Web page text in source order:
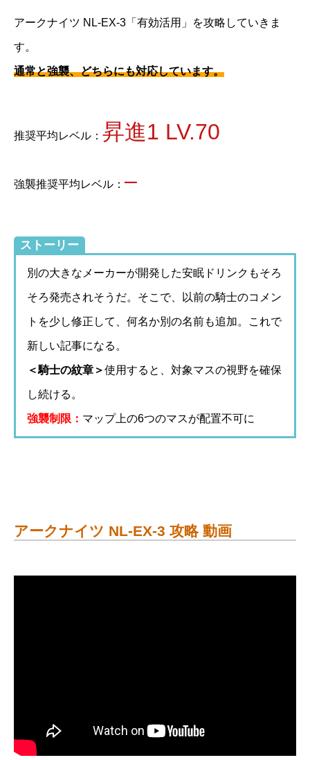
アークナイツ NL-EX-3「有効活用」を攻略していきま
す。
通常と強襲、どちらにも対応しています。
推奨平均レベル： 昇進1 LV.70
強襲推奨平均レベル： –
ストーリー
別の大きなメーカーが開発した安眠ドリンクもそろ
そろ発売されそうだ。そこで、以前の騎士のコメン
トを少し修正して、何名か別の名前も追加。これで
新しい記事になる。
＜騎士の紋章＞使用すると、対象マスの視野を確保
し続ける。
強襲制限： マップ上の6つのマスが配置不可に
アークナイツ NL-EX-3 攻略 動画